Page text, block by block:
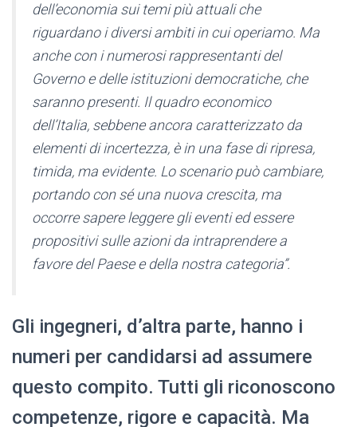
dell’economia sui temi più attuali che
riguardano i diversi ambiti in cui operiamo. Ma
anche con i numerosi rappresentanti del
Governo e delle istituzioni democratiche, che
saranno presenti. Il quadro economico
dell’Italia, sebbene ancora caratterizzato da
elementi di incertezza, è in una fase di ripresa,
timida, ma evidente. Lo scenario può cambiare,
portando con sé una nuova crescita, ma
occorre sapere leggere gli eventi ed essere
propositivi sulle azioni da intraprendere a
favore del Paese e della nostra categoria”.
Gli ingegneri, d’altra parte, hanno i
numeri per candidarsi ad assumere
questo compito. Tutti gli riconoscono
competenze, rigore e capacità. Ma